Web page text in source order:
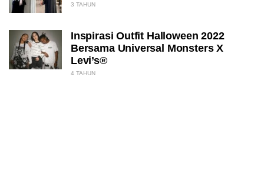
3 TAHUN
Inspirasi Outfit Halloween 2022
Bersama Universal Monsters X
Levi’s®
4 TAHUN